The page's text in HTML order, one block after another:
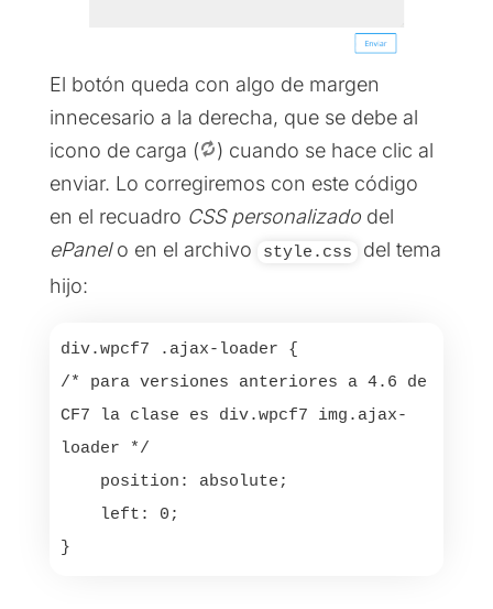
El botón queda con algo de margen
innecesario a la derecha, que se debe al
icono de carga (
) cuando se hace clic al
enviar. Lo corregiremos con este código
en el recuadro CSS personalizadodel
ePanelo en el archivo style.css
del tema
hijo:
div.wpcf7 .ajax-loader {
/* para versiones anteriores a 4.6 de
CF7 la clase es div.wpcf7 img.ajax-
loader */
position: absolute;
left: 0;
}